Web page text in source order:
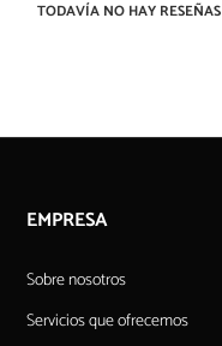
TODAVÍA NO HAY RESEÑAS
EMPRESA
Sobre nosotros
Servicios que ofrecemos